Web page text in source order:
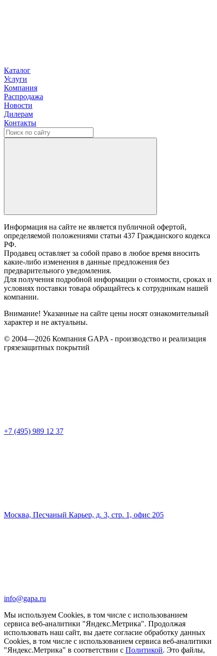
Каталог
Услуги
Компания
Распродажа
Новости
Дилерам
Контакты
Информация на сайте не является публичной офертой,
определяемой положениями статьи 437 Гражданского кодекса
РФ.
Продавец оставляет за собой право в любое время вносить
какие-либо изменения в данные предложения без
предварительного уведомления.
Для получения подробной информации о стоимости, сроках и
условиях поставки товара обращайтесь к сотрудникам нашей
компании.
Внимание! Указанные на сайте цены носят ознакомительный
характер и не актуальны.
© 2004—2026 Компания GAPA - производство и реализация
грязезащитных покрытий
+7 (495) 989 12 37
Москва, Песчаный Карьер, д. 3, стр. 1, офис 205
info@gapa.ru
Мы используем Cookies, в том числе с использованием
сервиса веб-аналитики "Яндекс.Метрика". Продолжая
использовать наш сайт, вы даете согласие обработку данных
Cookies, в том числе с использованием сервиса веб-аналитики
"Яндекс.Метрика" в соответствии с Политикой. Это файлы,